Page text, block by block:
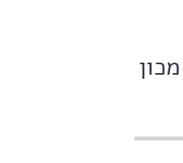
– מכון